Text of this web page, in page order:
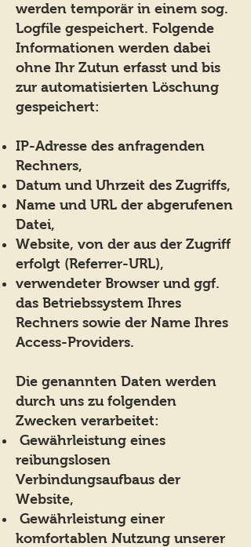
werden temporär in einem sog.
Logfile gespeichert. Folgende
Informationen werden dabei
ohne Ihr Zutun erfasst und bis
zur automatisierten Löschung
gespeichert:
IP-Adresse des anfragenden
Rechners,
Datum und Uhrzeit des Zugriffs,
Name und URL der abgerufenen
Datei,
Website, von der aus der Zugriff
erfolgt (Referrer-URL),
verwendeter Browser und ggf.
das Betriebssystem Ihres
Rechners sowie der Name Ihres
Access-Providers.
Die genannten Daten werden
durch uns zu folgenden
Zwecken verarbeitet:
Gewährleistung eines
reibungslosen
Verbindungsaufbaus der
Website,
Gewährleistung einer
komfortablen Nutzung unserer